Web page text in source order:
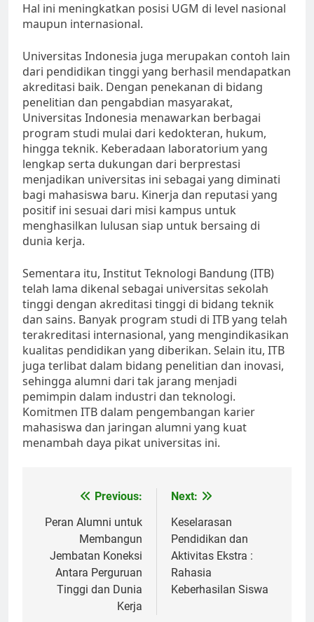
Hal ini meningkatkan posisi UGM di level nasional
maupun internasional.
Universitas Indonesia juga merupakan contoh lain
dari pendidikan tinggi yang berhasil mendapatkan
akreditasi baik. Dengan penekanan di bidang
penelitian dan pengabdian masyarakat,
Universitas Indonesia menawarkan berbagai
program studi mulai dari kedokteran, hukum,
hingga teknik. Keberadaan laboratorium yang
lengkap serta dukungan dari berprestasi
menjadikan universitas ini sebagai yang diminati
bagi mahasiswa baru. Kinerja dan reputasi yang
positif ini sesuai dari misi kampus untuk
menghasilkan lulusan siap untuk bersaing di
dunia kerja.
Sementara itu, Institut Teknologi Bandung (ITB)
telah lama dikenal sebagai universitas sekolah
tinggi dengan akreditasi tinggi di bidang teknik
dan sains. Banyak program studi di ITB yang telah
terakreditasi internasional, yang mengindikasikan
kualitas pendidikan yang diberikan. Selain itu, ITB
juga terlibat dalam bidang penelitian dan inovasi,
sehingga alumni dari tak jarang menjadi
pemimpin dalam industri dan teknologi.
Komitmen ITB dalam pengembangan karier
mahasiswa dan jaringan alumni yang kuat
menambah daya pikat universitas ini.
navigation
Previous:
Peran Alumni untuk
Membangun
Jembatan Koneksi
Antara Perguruan
Tinggi dan Dunia
Kerja
Next:
Keselarasan
Pendidikan dan
Aktivitas Ekstra :
Rahasia
Keberhasilan Siswa